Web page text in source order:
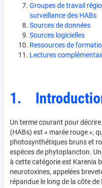
Groupes de travail
surveillance des HABs
Sources de données
Sources logicielles
Ressources de
Lectures
1.
Un terme courant pour
(HABs) est « marée rouge »,
photosynthétiques bruns et
espèces de phytoplancton.
à cette catégorie est Karenia
neurotoxines, appelées
répandue le long de la côte